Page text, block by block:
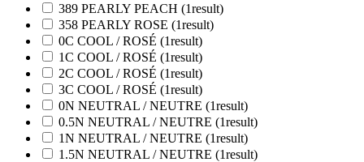
389 PEARLY PEACH (1result)
358 PEARLY ROSE (1result)
0C COOL / ROSÉ (1result)
1C COOL / ROSÉ (1result)
2C COOL / ROSÉ (1result)
3C COOL / ROSÉ (1result)
0N NEUTRAL / NEUTRE (1result)
0.5N NEUTRAL / NEUTRE (1result)
1N NEUTRAL / NEUTRE (1result)
1.5N NEUTRAL / NEUTRE (1result)